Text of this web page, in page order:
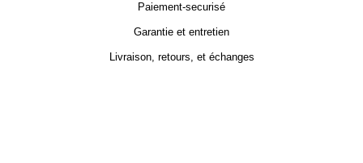
Paiement-securisé
Garantie et entretien
Livraison, retours, et échanges